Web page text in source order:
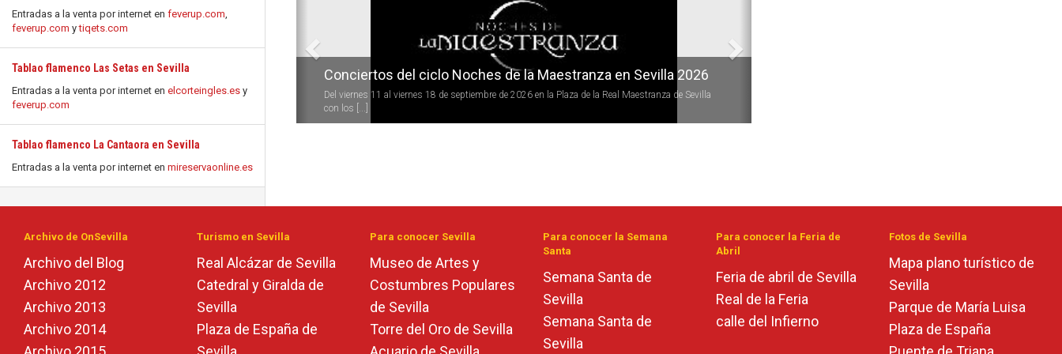
Entradas a la venta por internet en feverup.com,
feverup.com ytiqets.com
Tablao flamenco Las Setas en Sevilla
Entradas a la venta por internet en elcorteingles.es y
feverup.com
Tablao flamenco La Cantaora en Sevilla
Entradas a la venta por internet en mireservaonline.es
Conciertos del ciclo Noches de la Maestranza en Sevilla 2026
Del viernes 11 al viernes 18 de septiembre de 2026 en la Plaza de la Real Maestranza de Sevilla
con los [...]
Archivo de OnSevilla
Archivo del Blog
Archivo 2012
Archivo 2013
Archivo 2014
Turismo en Sevilla
Real Alcázar de Sevilla
Catedral y Giralda de
Sevilla
Plaza de España de
Para conocer Sevilla
Museo de Artes y
Costumbres Populares
de Sevilla
Torre del Oro de Sevilla
Para conocer la Semana
Santa
Semana Santa de
Sevilla
Semana Santa de
Sevilla
Para conocer la Feria de
Abril
Feria de abril de Sevilla
Real de la Feria
calle del Infierno
Fotos de Sevilla
Mapa plano turístico de
Sevilla
Parque de María Luisa
Plaza de España